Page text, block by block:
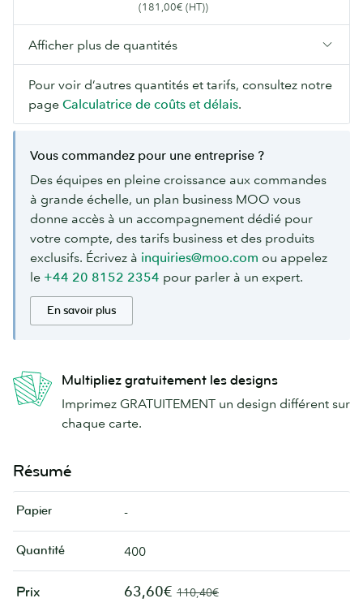
(181,00€ (HT))
Afficher plus de quantités
Pour voir d’autres quantités et tarifs, consultez notre
page Calculatrice de coûts et délais.
Vous commandez pour une entreprise ?
Des équipes en pleine croissance aux commandes
à grande échelle, un plan business MOO vous
donne accès à un accompagnement dédié pour
votre compte, des tarifs business et des produits
exclusifs. Écrivez à inquiries@moo.com ou appelez
le +44 20 8152 2354 pour parler à un expert.
En savoir plus
Multipliez gratuitement les designs
Imprimez GRATUITEMENT un design différent sur
chaque carte.
Résumé
Papier -
Quantité 400
Prix 63,60€ 110,40€